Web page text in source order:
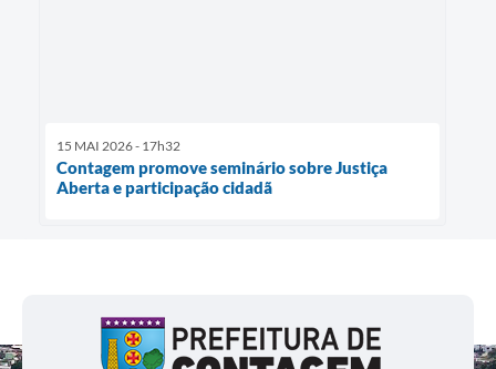
15 MAI 2026 - 17h32
Contagem promove seminário sobre Justiça
Aberta e participação cidadã